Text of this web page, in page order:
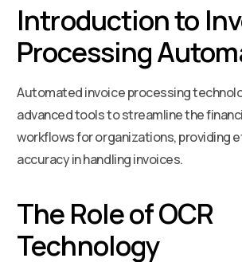
Introduction to
Processing
Automated invoice processing
advanced tools to streamline the
workflows for organizations, providing
accuracy in handling invoices.
The Role of OCR
Technology